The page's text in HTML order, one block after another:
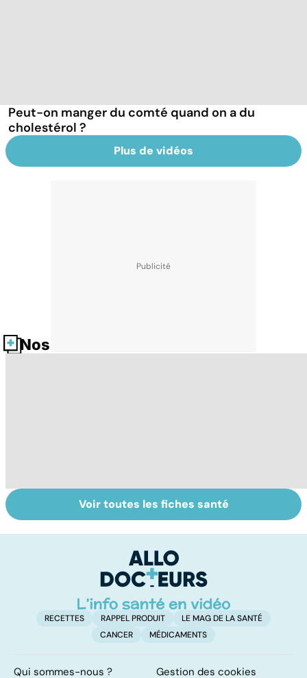
Peut-on manger du comté quand on a du
cholestérol ?
Plus de vidéos
Nos fiches santé
La tuberculose
pulmonaire
Le magnésium,
un oligo-élément
Voir toutes les fiches santé
RECETTES RAPPEL PRODUIT
LE MAG DE LA SANTÉ
CANCER
MÉDICAMENTS
Qui sommes-nous ? Gestion des cookies